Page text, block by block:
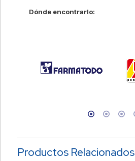
Dónde encontrarlo:
Productos Relacionados